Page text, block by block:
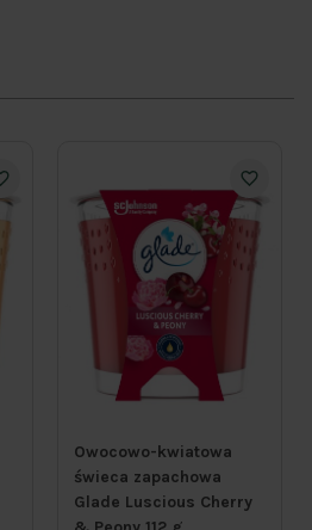
Owocowo-kwiatowa
świeca zapachowa
Glade Luscious Cherry